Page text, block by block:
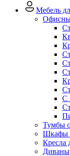
Мебель
С
Тумбы
Шкафы
Кресла
Диваны